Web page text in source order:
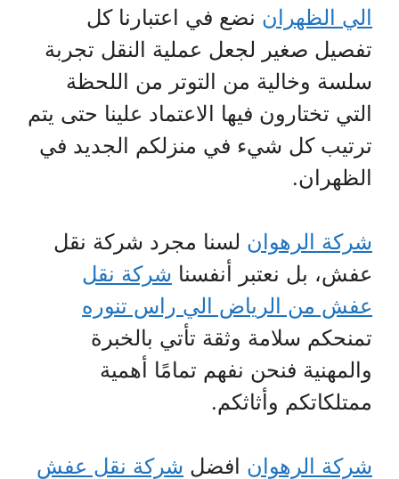
الي الظهران نضع في اعتبارنا كل
تفصيل صغير لجعل عملية النقل تجربة
سلسة وخالية من التوتر من اللحظة
التي تختارون فيها الاعتماد علينا حتى يتم
ترتيب كل شيء في منزلكم الجديد في
الظهران.
شركة الرهوان لسنا مجرد شركة نقل
عفش، بل نعتبر أنفسنا شركة نقل
عفش من الرياض الي راس تنوره
تمنحكم سلامة وثقة تأتي بالخبرة
والمهنية فنحن نفهم تمامًا أهمية
ممتلكاتكم وأثاثكم.
شركة الرهوان افضل شركة نقل عفش